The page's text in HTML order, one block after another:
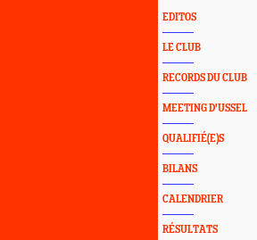
EDITOS
LE CLUB
RECORDS DU CLUB
MEETING D'USSEL
QUALIFIÉ(E)S
BILANS
CALENDRIER
RÉSULTATS